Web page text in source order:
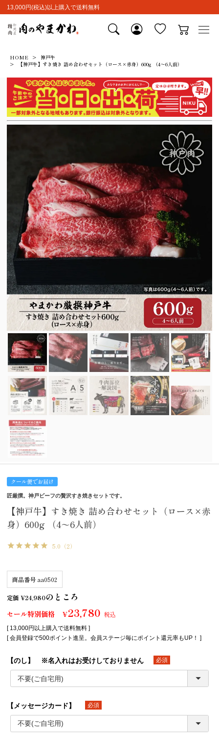
13,000円(税込)以上購入で送料無料
HOME
神戸牛
【神戸牛】すき焼き 詰め合わせセット（ロース×赤身）600g （4～6人前）
クール便でお届け
匠厳撰。神戸ビーフの贅沢すき焼きセットです。
【神戸牛】すき焼き 詰め合わせセット（ロース×赤
身）600g （4～6人前）
5.0 （2）
商品番号 aa0502
定価 ¥24,980のところ
セール特別価格 ¥23,780 税込
[ 13,000円以上購入で送料無料 ]
[ 会員登録で500ポイント進呈。会員ステージ毎にポイント還元率もUP！ ]
【のし】 ※名入れはお受けしておりません
(必須)
【メッセージカード】
(必須)